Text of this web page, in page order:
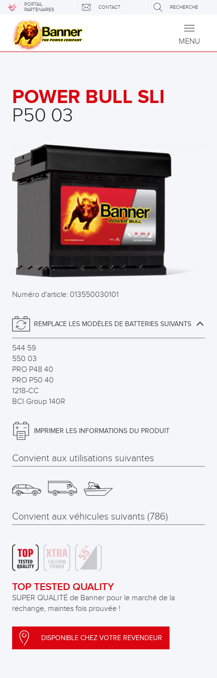
PORTAIL
PARTENAIRES
CONTACT RECHERCHE
Toggle
MENU
POWER BULL SLI
P50 03
Numéro d'article: 013550030101
REMPLACE LES MODÈLES DE BATTERIES SUIVANTS
544 59
550 03
PRO P48 40
PRO P50 40
1218-CC
BCI Group 140R
IMPRIMER LES INFORMATIONS DU PRODUIT
Convient aux utilisations suivantes
Convient aux véhicules suivants (786)
TOP TESTED QUALITY
SUPER QUALITÉ de Banner pour le marché de la
rechange, maintes fois prouvée !
DISPONIBLE CHEZ VOTRE REVENDEUR